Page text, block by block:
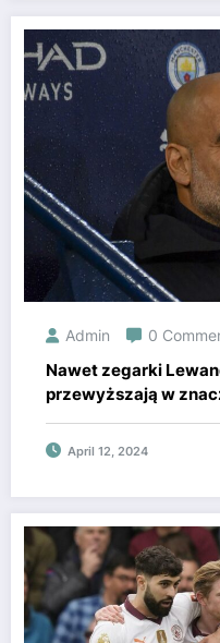
Admin 0
Nawet zegarki
przewyższają w
Guardioli! Trener
10 warszawskich
April 12, 2024